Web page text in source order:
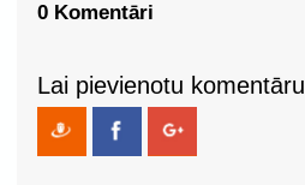
0 Komentāri
Lai pievienotu